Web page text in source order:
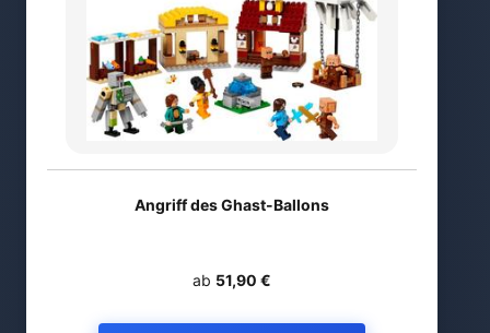
Angriff des Ghast-Ballons
ab 51,90 €